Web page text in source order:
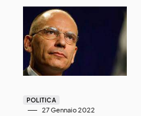
POLITICA
27 Gennaio 2022